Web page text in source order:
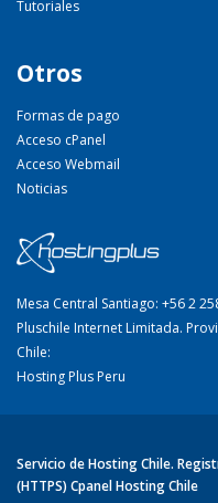
Tutoriales
Otros
Formas de pago
Acceso cPanel
Acceso Webmail
Noticias
Mesa Central Santiago: +56 2
Pluschile Internet Limitada.
Chile:
Hosting Plus Peru
Servicio de Hosting Chile.
(HTTPS) Cpanel Hosting Chile